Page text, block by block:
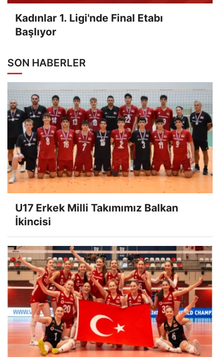
Kadınlar 1. Ligi'nde Final Etabı
Başlıyor
SON HABERLER
U17 Erkek Milli Takımımız Balkan
İkincisi